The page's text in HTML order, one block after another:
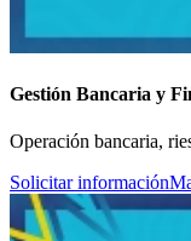
Gestión Bancaria y
Operación bancaria,
Solicitar información